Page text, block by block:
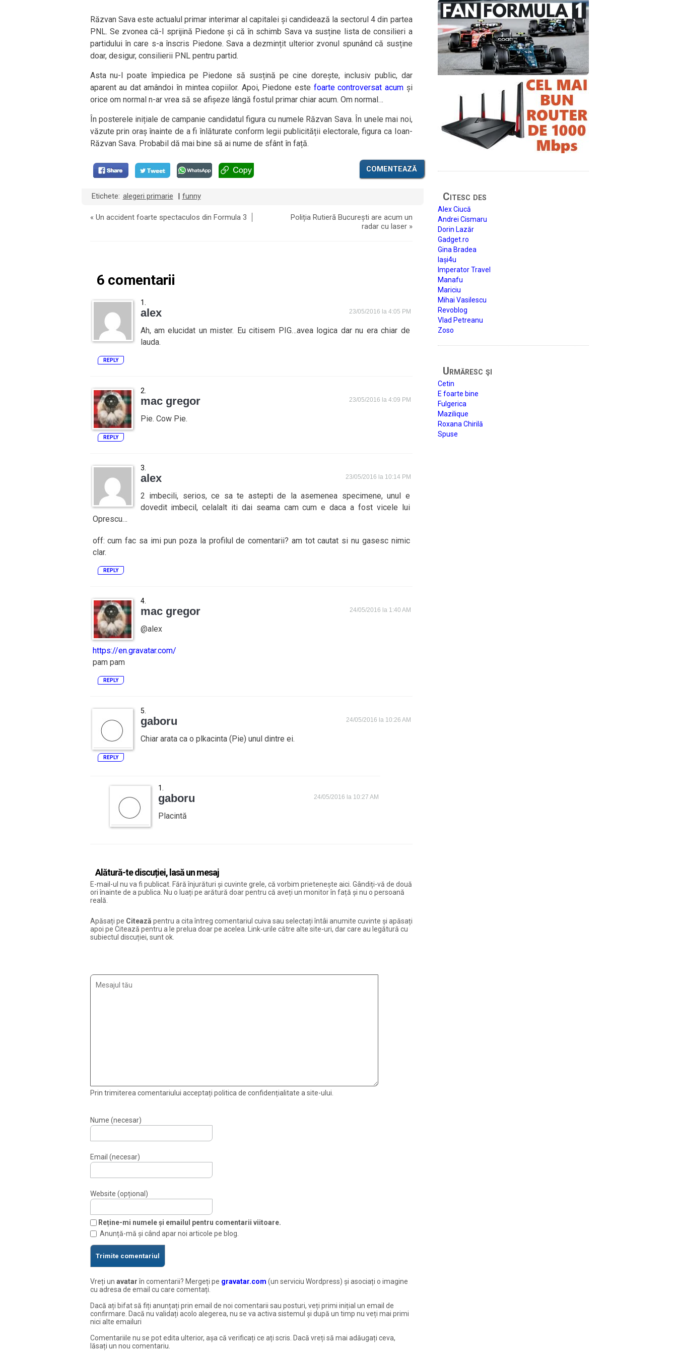
Răzvan Sava este actualul primar interimar al capitalei și candidează la sectorul 4 din partea
PNL. Se zvonea că-l sprijină Piedone și că în schimb Sava va susține lista de consilieri a
partidului în care s-a înscris Piedone. Sava a dezmințit ulterior zvonul spunând că susține
doar, desigur, consilierii PNL pentru partid.
Asta nu-l poate împiedica pe Piedone să susțină pe cine dorește, inclusiv public, dar
aparent au dat amândoi în mintea copiilor. Apoi, Piedone este foarte controversat acumși
orice om normal n-ar vrea să se afișeze lângă fostul primar chiar acum. Om normal…
În posterele inițiale de campanie candidatul figura cu numele Răzvan Sava. În unele mai noi,
văzute prin oraș înainte de a fi înlăturate conform legii publicității electorale, figura ca Ioan-
Răzvan Sava. Probabil dă mai bine să ai nume de sfânt în față.
COMENTEAZĂ
Etichete: alegeri primarie funny
« Un accident foarte spectaculos din Formula 3
Poliția Rutieră București are acum un
radar cu laser»
6 comentarii
alex 23/05/2016 la 4:05 PM
Ah, am elucidat un mister. Eu citisem PIG…avea logica dar nu era chiar de
lauda.
REPLY
mac gregor 23/05/2016 la 4:09 PM
Pie. Cow Pie.
REPLY
alex 23/05/2016 la 10:14 PM
2 imbecili, serios, ce sa te astepti de la asemenea specimene, unul e
dovedit imbecil, celalalt iti dai seama cam cum e daca a fost vicele lui
Oprescu…
off: cum fac sa imi pun poza la profilul de comentarii? am tot cautat si nu gasesc nimic
clar.
REPLY
mac gregor 24/05/2016 la 1:40 AM
@alex
https://en.gravatar.com/
pam pam
REPLY
gaboru 24/05/2016 la 10:26 AM
Chiar arata ca o plkacinta (Pie) unul dintre ei.
REPLY
gaboru 24/05/2016 la 10:27 AM
Placintă
Alătură-te discuției, lasă un mesaj
E-mail-ul nu va fi publicat. Fără înjurături și cuvinte grele, că vorbim prietenește aici. Gândiți-vă de două
ori înainte de a publica. Nu o luați pe arătură doar pentru că aveți un monitor în față și nu o persoană
reală.
Apăsați pe Citează pentru a cita întreg comentariul cuiva sau selectați întâi anumite cuvinte și apăsați
apoi pe Citează pentru a le prelua doar pe acelea. Link-urile către alte site-uri, dar care au legătură cu
subiectul discuției, sunt ok.
Prin trimiterea comentariului acceptați politica de confidențialitate a site-ului.
Nume (necesar)
Email (necesar)
Website (opțional)
Reține-mi numele și emailul pentru comentarii viitoare.
Anunță-mă și când apar noi articole pe blog.
Vreți un avatarîn comentarii? Mergeți pe gravatar.com (un serviciu Wordpress) și asociați o imagine
cu adresa de email cu care comentați.
Dacă ați bifat să fiți anunțați prin email de noi comentarii sau posturi, veți primi inițial un email de
confirmare. Dacă nu validați acolo alegerea, nu se va activa sistemul și după un timp nu veți mai primi
nici alte emailuri
Comentariile nu se pot edita ulterior, așa că verificați ce ați scris. Dacă vreți să mai adăugați ceva,
lăsați un nou comentariu.
Citesc des
Alex Ciucă
Andrei Cismaru
Dorin Lazăr
Gadget.ro
Gina Bradea
Iași4u
Imperator Travel
Manafu
Mariciu
Mihai Vasilescu
Revoblog
Vlad Petreanu
Zoso
Urmăresc şi
Cetin
E foarte bine
Fulgerica
Mazilique
Roxana Chirilă
Spuse